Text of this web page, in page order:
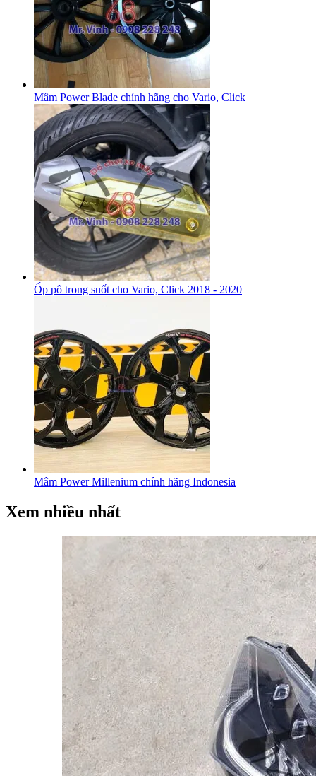
Mâm Power Blade chính hãng cho Vario, Click
Ốp pô trong suốt cho Vario, Click 2018 - 2020
Mâm Power Millenium chính hãng Indonesia
Xem nhiều nhất